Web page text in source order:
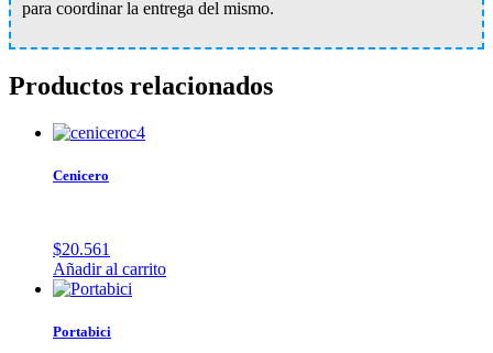
para coordinar la entrega del mismo.
Productos relacionados
Cenicero
$20.561
Añadir al carrito
Portabici